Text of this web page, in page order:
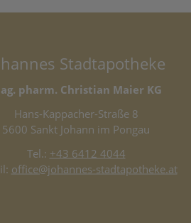
Stadtapotheke
pharm. Christian Maier KG
Hans-Kappacher-Straße 8
5600 Sankt Johann im Pongau
Tel.: +43 6412 4044
office@johannes-stadtapotheke.at